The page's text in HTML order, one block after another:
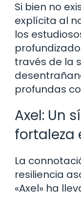
Si bien no
explícita al
los
través de la
profundas
Axel: Un
fortaleza
La
resiliencia
«Axel» ha